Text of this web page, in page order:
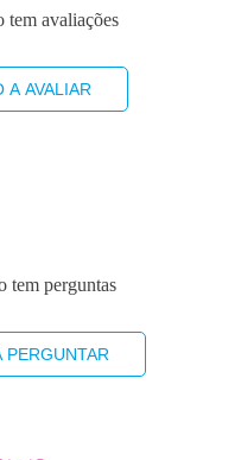
tem avaliações
A AVALIAR
tem perguntas
PERGUNTAR